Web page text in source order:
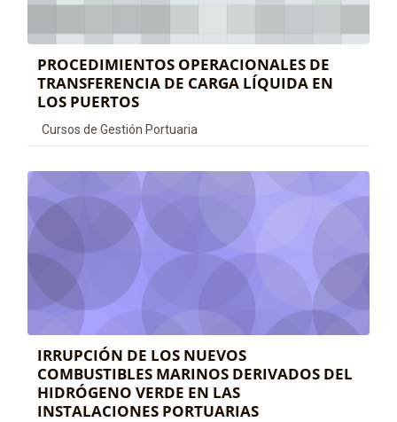
PROCEDIMIENTOS OPERACIONALES DE
TRANSFERENCIA DE CARGA LÍQUIDA EN
LOS PUERTOS
Categoría de cursos
Cursos de Gestión Portuaria
IRRUPCIÓN DE LOS NUEVOS
COMBUSTIBLES MARINOS DERIVADOS DEL
HIDRÓGENO VERDE EN LAS
INSTALACIONES PORTUARIAS